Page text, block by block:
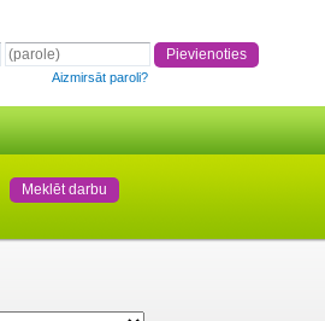
Aizmirsāt paroli?